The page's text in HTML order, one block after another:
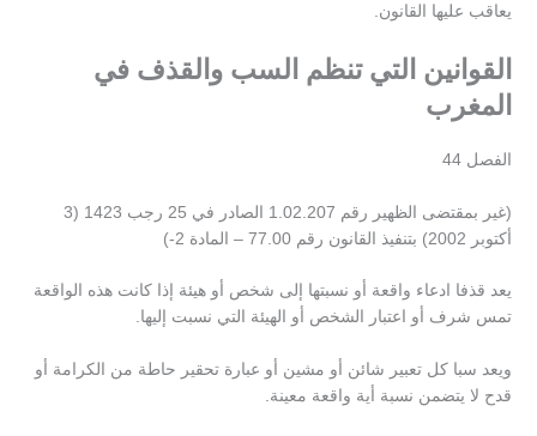
يعاقب عليها القانون.
القوانين التي تنظم السب والقذف في
المغرب
الفصل 44
(غير بمقتضى الظهير رقم 1.02.207 الصادر في 25 رجب 1423 (3
أكتوبر 2002) بتنفيذ القانون رقم 77.00 – المادة 2-)
يعد قذفا ادعاء واقعة أو نسبتها إلى شخص أو هيئة إذا كانت هذه الواقعة
تمس شرف أو اعتبار الشخص أو الهيئة التي نسبت إليها.
ويعد سبا كل تعبير شائن أو مشين أو عبارة تحقير حاطة من الكرامة أو
قدح لا يتضمن نسبة أية واقعة معينة.